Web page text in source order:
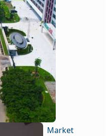
Market